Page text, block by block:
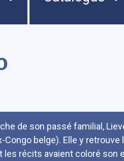
de son passé familial,
Congo belge). Elle y
les récits avaient coloré son